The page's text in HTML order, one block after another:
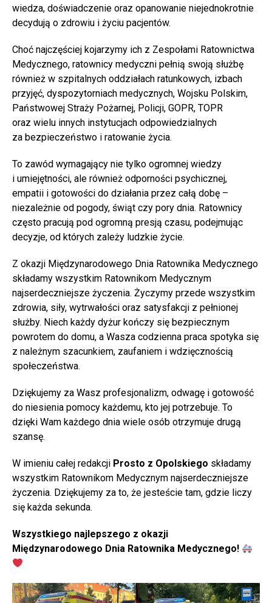
wiedza, doświadczenie oraz opanowanie niejednokrotnie
decydują o zdrowiu i życiu pacjentów.
Choć najczęściej kojarzymy ich z Zespołami Ratownictwa
Medycznego, ratownicy medyczni pełnią swoją służbę
również w szpitalnych oddziałach ratunkowych, izbach
przyjęć, dyspozytorniach medycznych, Wojsku Polskim,
Państwowej Straży Pożarnej, Policji, GOPR, TOPR
oraz wielu innych instytucjach odpowiedzialnych
za bezpieczeństwo i ratowanie życia.
To zawód wymagający nie tylko ogromnej wiedzy
i umiejętności, ale również odporności psychicznej,
empatii i gotowości do działania przez całą dobę –
niezależnie od pogody, świąt czy pory dnia. Ratownicy
często pracują pod ogromną presją czasu, podejmując
decyzje, od których zależy ludzkie życie.
Z okazji Międzynarodowego Dnia Ratownika Medycznego
składamy wszystkim Ratownikom Medycznym
najserdeczniejsze życzenia. Życzymy przede wszystkim
zdrowia, siły, wytrwałości oraz satysfakcji z pełnionej
służby. Niech każdy dyżur kończy się bezpiecznym
powrotem do domu, a Wasza codzienna praca spotyka się
z należnym szacunkiem, zaufaniem i wdzięcznością
społeczeństwa.
Dziękujemy za Wasz profesjonalizm, odwagę i gotowość
do niesienia pomocy każdemu, kto jej potrzebuje. To
dzięki Wam każdego dnia wiele osób otrzymuje drugą
szansę.
W imieniu całej redakcji Prosto z Opolskiego składamy
wszystkim Ratownikom Medycznym najserdeczniejsze
życzenia. Dziękujemy za to, że jesteście tam, gdzie liczy
się każda sekunda.
Wszystkiego najlepszego z okazji
Międzynarodowego Dnia Ratownika Medycznego!